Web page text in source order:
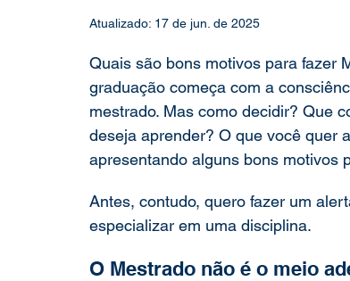
Atualizado: 17 de jun. de 2025
Quais são bons motivos para fazer
graduação começa com a
mestrado. Mas como decidir? Que
deseja aprender? O que você quer
apresentando alguns bons motivos
Antes, contudo, quero fazer um
especializar em uma disciplina.
O Mestrado não é o meio